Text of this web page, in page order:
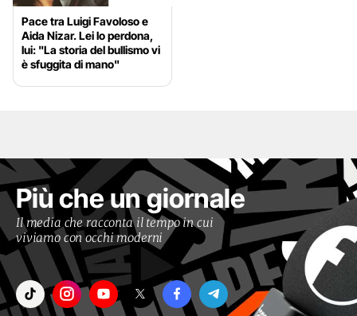
Pace tra Luigi Favoloso e
Aida Nizar. Lei lo perdona,
lui: "La storia del bullismo vi
è sfuggita di mano"
Più che un giornale
Il media che racconta il tempo in cui
viviamo con occhi moderni